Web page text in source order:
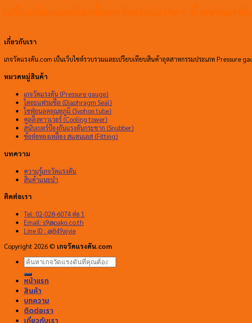
เกี่ยวกับเรา
เกจวัดแรงดัน.com เป็นเว็บไซต์รวบรวมและเปรียบเทียบสินค้าอุตสาหกรรมประเภท Pressure
หมวดหมู่สินค้า
เกจวัดแรงดัน (Pressure gauge)
ไดอะแฟรมซีล (Diaphragm Seal)
ไซฟ่อนลดอุณหภูมิ (Syphon tube)
คูลลิ่งทาวเวอร์ (Cooling tower)
สนับเบอร์ป้องกันแรงดันกระชาก (Snubber)
ข้อต่อทองเหลือง สแตนเลส (Fitting)
บทความ
ความรู้เกจวัดแรงดัน
สินค้าแนะนำ
ติดต่อเรา
Tel: 02-028-6074 ต่อ 1
Email: s9@pako.co.th
Line ID : @849ajvie
Copyright 2026 © เกจวัดแรงดัน.com
ค้นหา:
หน้าแรก
สินค้า
บทความ
ติดต่อเรา
เกี่ยวกับเรา